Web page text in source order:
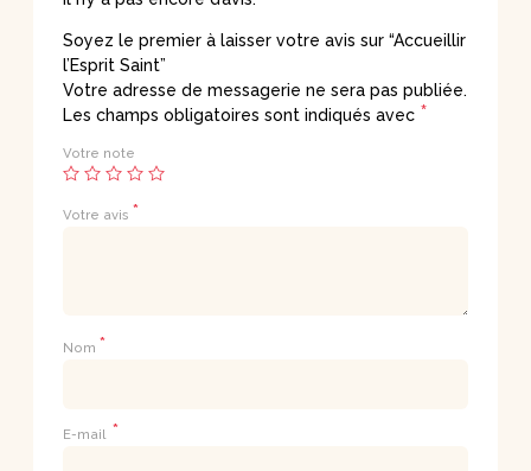
Soyez le premier à laisser votre avis sur “Accueillir
l’Esprit Saint”
Votre adresse de messagerie ne sera pas publiée.
Les champs obligatoires sont indiqués avec *
Votre note
Votre avis *
Nom *
E-mail *